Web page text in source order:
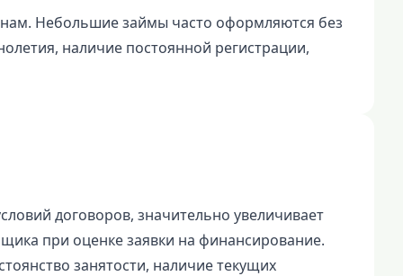
Небольшие займы часто оформляются без
наличие постоянной регистрации,
договоров, значительно увеличивает
при оценке заявки на финансирование.
занятости, наличие текущих